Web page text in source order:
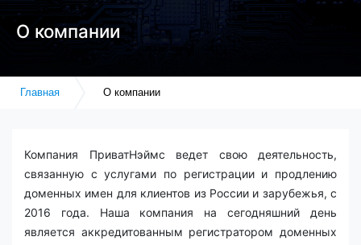
О компании
Главная О компании
Компания ПриватНэймс ведет свою деятельность,
связанную с услугами по регистрации и продлению
доменных имен для клиентов из России и зарубежья, с
2016 года. Наша компания на сегодняшний день
является аккредитованным регистратором доменных